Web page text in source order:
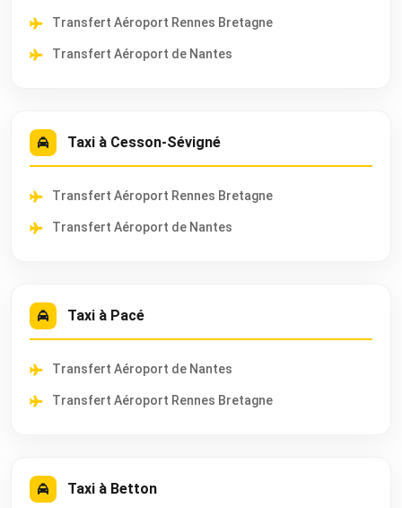
Transfert Aéroport Rennes Bretagne
Transfert Aéroport de Nantes
Taxi à Cesson-Sévigné
Transfert Aéroport Rennes Bretagne
Transfert Aéroport de Nantes
Taxi à Pacé
Transfert Aéroport de Nantes
Transfert Aéroport Rennes Bretagne
Taxi à Betton